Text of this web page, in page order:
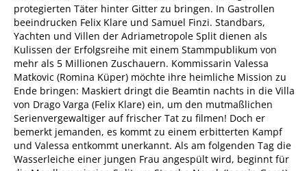
protegierten Täter hinter Gitter zu bringen. In Gastrollen
beeindrucken Felix Klare und Samuel Finzi. Standbars,
Yachten und Villen der Adriametropole Split dienen als
Kulissen der Erfolgsreihe mit einem Stammpublikum von
mehr als 5 Millionen Zuschauern. Kommissarin Valessa
Matkovic (Romina Küper) möchte ihre heimliche Mission zu
Ende bringen: Maskiert dringt die Beamtin nachts in die Villa
von Drago Varga (Felix Klare) ein, um den mutmaßlichen
Serienvergewaltiger auf frischer Tat zu filmen! Doch er
bemerkt jemanden, es kommt zu einem erbitterten Kampf
und Valessa entkommt unerkannt. Als am folgenden Tag die
Wasserleiche einer jungen Frau angespült wird, beginnt für